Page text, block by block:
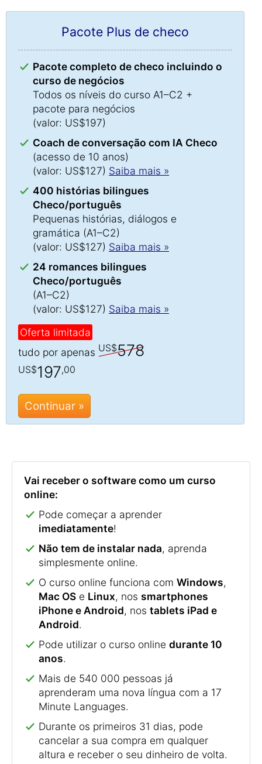
Pacote Plus de checo
Pacote completo de checo incluindo o
curso de negócios
Todos os níveis do curso A1–C2 +
pacote para negócios
(valor: US$197)
Coach de conversação com IA Checo
(acesso de 10 anos)
(valor: US$127) Saiba mais »
400 histórias bilingues
Checo/português
Pequenas histórias, diálogos e
gramática (A1–C2)
(valor: US$127) Saiba mais »
24 romances bilingues
Checo/português
(A1–C2)
(valor: US$127) Saiba mais »
Oferta limitada
tudo por apenas US$578
US$197,00
Continuar »
Vai receber o software como um curso
online:
Pode começar a aprender
imediatamente!
Não tem de instalar nada, aprenda
simplesmente online.
O curso online funciona com Windows,
Mac OS e Linux, nos smartphones
iPhone e Android, nos tablets iPad e
Android.
Pode utilizar o curso online durante 10
anos.
Mais de 540 000 pessoas já
aprenderam uma nova língua com a 17
Minute Languages.
Durante os primeiros 31 dias, pode
cancelar a sua compra em qualquer
altura e receber o seu dinheiro de volta.